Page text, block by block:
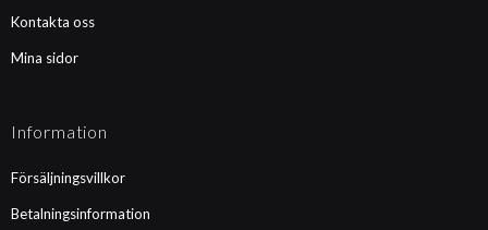
Kontakta oss
Mina sidor
Information
Försäljningsvillkor
Betalningsinformation